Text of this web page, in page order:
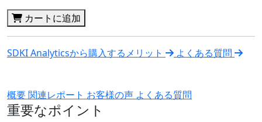
カートに追加
SDKI Analyticsから購入するメリット よくある質問
概要関連レポート お客様の声 よくある質問
重要なポイント